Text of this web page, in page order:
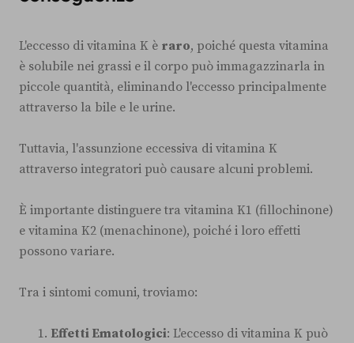
L'eccesso di vitamina K è raro, poiché questa vitamina
è solubile nei grassi e il corpo può immagazzinarla in
piccole quantità, eliminando l'eccesso principalmente
attraverso la bile e le urine.
Tuttavia, l'assunzione eccessiva di vitamina K
attraverso integratori può causare alcuni problemi.
È importante distinguere tra vitamina K1 (fillochinone)
e vitamina K2 (menachinone), poiché i loro effetti
possono variare.
Tra i sintomi comuni, troviamo:
Effetti Ematologici: L'eccesso di vitamina K può